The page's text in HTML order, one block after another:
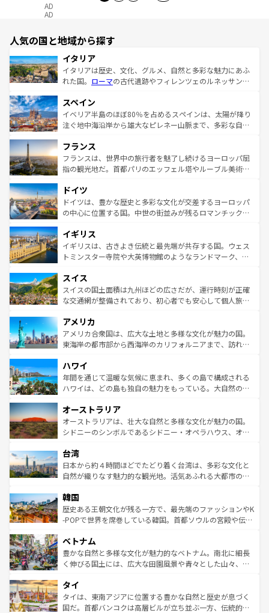
AD
AD
人気の国と地域から探す
イタリア
イタリアは歴史、文化、グルメ、自然と多彩な魅力にあふ
れた国。 ローマの古代遺跡やフィレンツェのルネッサンス
ろん、トスカーナの美しい田園風景やアマルフィ海岸の絶
景など、自然景観も見逃せない。観光の合間には、本場の
ピザやパスタなど、絶品のイタリア料理を堪能することも
ませてくれるイタリアで、忘れられない旅をしてみよう！
なお、新着のイタリア情報はコンテンツ一覧 を参照してほ
しい。
スペイン
イベリア半島のほぼ80％を占めるスペインは、太陽が降り
注ぐ地中海沿岸から雄大なピレネー山脈まで、多彩な自然
文化が根付くこの国では、情熱的なフラメンコ、熱気あふ
れる闘牛、そして美味しいタパスが生活の一部となってい
る。首都マドリードの洗練された雰囲気や、バルセロナの
の城塞都市、穏やかなビーチリゾートまで多彩な表情を見
せる。地方によって風土や気候が異なるスペインはその個
性で訪れる人を魅了する。 なお、新着のスペイン情報はコ
フランス
フランスは、世界中の旅行者を魅了し続けるヨーロッパ屈
指の観光地だ。首都パリのエッフェル塔やルーブル美術館
で、幅広い魅力が詰まっている。華麗な宮殿、歴史的な大
聖堂、美しいビーチ、そして豊かな自然が、訪れる者を心
から魅了する。また、フランスは美食の国としても知ら
いる。シャンパンの発祥地であるランス、プロヴァンスの
香り高いラベンダー畑など、多彩な楽しみ方が可能だ。さ
らに、パリ以外の地域にも魅力が溢れており、どの街角に
れる地方に足を運ぶとそれぞれで全く異なる文化を体験で
きるだろう。 なお、新着のフランス情報はコンテンツ一覧
を参照してほしい。
ドイツ
ドイツは、豊かな歴史と多彩な文化が交差するヨーロッパ
の中心に位置する国。中世の街並みが残るロマンチック街
顔を持つこの国は、どこを歩いても飽きることがない。ベ
ルリンの文化的活気、バイエルン州のアルプスの絶景、そ
してライン川沿いのワイン畑といった風景は必見。ビール
は、お酒好きな人にはぜひ体験してほしい。 なお、新着の
ドイツ情報はコンテンツ一覧を参照してほしい。
イギリス
イギリスは、古きよき伝統と最先端が共存する国。ウェス
トミンスター寺院や大英博物館のようなランドマーク、歴
リアごとに異なる魅力がある。また、優雅なアフタヌーン
ティー、ビール好きにはたまらない英国パブ、サッカー観
戦など、本場だからこそできる体験も豊富。イギリスを旅
ンツ一覧を参照してほしい。
スイス
スイスの国土面積は九州ほどの広さだが、運行時刻が正確
な交通網が整備されており、初心者でも安心して個人旅行
の建物がそのまま残る町や、スイスならではのユニークな
博物館もあり、アルプス観光だけでなく町歩きも満喫する
ことができる。国民の所得が高いため物価も高いが、旅行
ば市内交通費無料で観光を楽しむこともできる。 なお、新
着のスイス情報はコンテンツ一覧 を参照してほしい。
アメリカ
アメリカ合衆国は、広大な土地と多様な文化が魅力の国。
東海岸の都市部から西海岸のカリフォルニアまで、訪れる
のような巨大都市は、観光、ショッピング、エンターテイ
ンメントが詰まった刺激的なスポットだ。一方、アメリカ
西部には大自然が広がり、グランドキャニオンやイエロー
部のニューオーリンズでは、音楽と美食が融合した独特の
文化が魅力。旅行者はアメリカの各地域で異なる魅力を楽
しみながら、その多様性と豊かな歴史を感じることができ
ならではの贅沢な旅のスタイルだ。 なお、新着のアメリカ
情報はコンテンツ一覧を参照してほしい。
ハワイ
年間を通じて温暖な気候に恵まれ、多くの島で構成される
ハワイは、どの島も独自の魅力をもっている。大自然の神
ワイ島は見逃せない。また、定番の観光地といえばオアフ
島だが、静かな自然を求めるならマウイ島やカウアイ島が
おすすめ。エメラルドグリーンに輝く海をはじめ、豊かな
れるおもてなしの心で訪れる人々を迎えてくれるハワイの
人々、おいしいローカルフードやハワイアンミュージッ
ク、伝統的なフラダンスなど、すべてがハワイの魅力を彩
ワイを、存分に味わってほしい。 なお、新着のハワイ情報
はコンテンツ一覧を参照してほしい。
オーストラリア
オーストラリアは、壮大な自然と多様な文化が魅力の国。
シドニーのシンボルであるシドニー・オペラハウス、オー
リアリーフや大陸中央部にそびえるウルル（エアーズロッ
ク）、タスマニアの美しい原生林やケアンズの熱帯雨林な
ど、見どころがたくさん。また、カフェやワイン、オージ
いる。アクティビティも充実しており、サーフィンやダイ
ビング、ハイキングなど、アウトドア好きにはたまらな
い。オーストラリアの多彩な魅力を存分に味わいつくそ
参照してほしい。
台湾
日本から約４時間ほどでたどり着く台湾は、多彩な文化と
自然が織りなす魅力的な観光地。活気あふれる大都市の台
ン）、静ひつな山岳地帯である台湾東部など、都市の喧騒
と山間の静けさが共存しており、訪れる人に新しい発見と
驚きをもたらしてくれる。また、奥深い台湾の食文化も魅
容にもいいと評判のスイーツなど、バラエティ豊かな料理
が味わえる。 なお、新着の台湾情報は コンテンツ一覧を参
照してほしい。
韓国
歴史ある王朝文化が残る一方で、最先端のファッションやK
-POPで世界を席巻している韓国。首都ソウルの宮殿や伝統
き、地方に足を延ばせば四季折々の自然美を楽しむことが
できる。そして、キムチや焼肉、絶品のストリートフード
まで、さまざまな韓国料理が待っている。夜には、韓国な
リティに包まれながら、韓国の多彩な魅力を心ゆくまで味
わってみてほしい。 なお、新着の韓国情報はコンテンツ一
覧を参照してほしい。
ベトナム
豊かな自然と多様な文化が魅力的なベトナム。南北に細長
く伸びる国土には、広大な田園風景や青々とした山々、世
急速な発展と共に伝統が息づく。ハノイの古い町並みやホ
ーチミン市のフランス統治時代の建物も、独特の雰囲気を
醸し出している。また、バラエティの豊かさとおいしさで
タイ
タイは、東南アジアに位置する豊かな自然と歴史が息づく
国だ。首都バンコクは高層ビルが立ち並ぶ一方、伝統的な